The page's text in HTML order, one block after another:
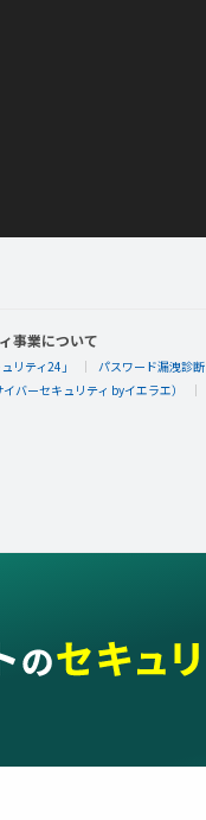
事業について
リティ24」 パスワード漏洩診断
バーセキュリティ byイエラエ）